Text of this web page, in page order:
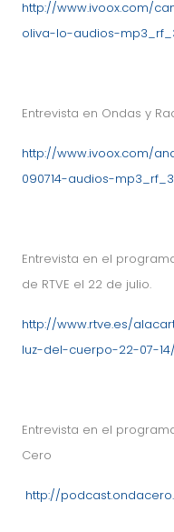
http://www.ivoox.com/
oliva-lo-audios-
Entrevista en Ondas y
http://www.ivoox.com/
090714-audios-
Entrevista en el
de RTVE el 22 de julio.
http://www.rtve.es/
luz-del-cuerpo-22-07-
Entrevista en el
Cero
http://